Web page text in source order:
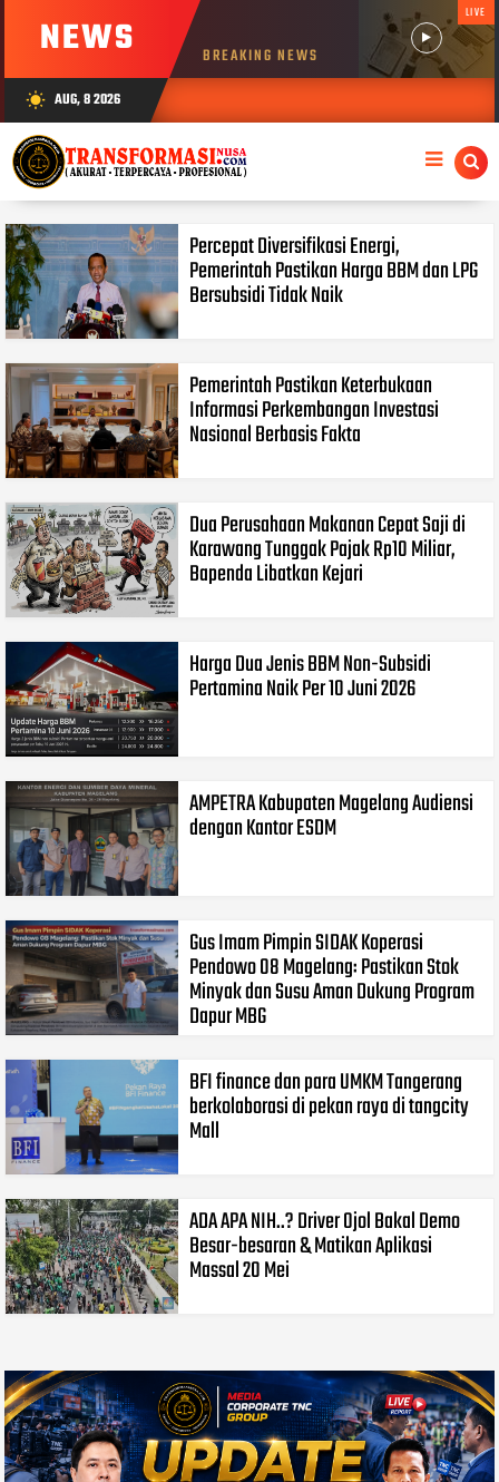
NEWS BREAKING NEWS
LIVE
wb_sunny AUG, 8 2026
Percepat Diversifikasi Energi,
Pemerintah Pastikan Harga BBM dan LPG
Bersubsidi Tidak Naik
Pemerintah Pastikan Keterbukaan
Informasi Perkembangan Investasi
Nasional Berbasis Fakta
Dua Perusahaan Makanan Cepat Saji di
Karawang Tunggak Pajak Rp10 Miliar,
Bapenda Libatkan Kejari
Harga Dua Jenis BBM Non-Subsidi
Pertamina Naik Per 10 Juni 2026
AMPETRA Kabupaten Magelang Audiensi
dengan Kantor ESDM
Gus Imam Pimpin SIDAK Koperasi
Pendowo 08 Magelang: Pastikan Stok
Minyak dan Susu Aman Dukung Program
Dapur MBG
BFI finance dan para UMKM Tangerang
berkolaborasi di pekan raya di tangcity
Mall
ADA APA NIH..? Driver Ojol Bakal Demo
Besar-besaran & Matikan Aplikasi
Massal 20 Mei